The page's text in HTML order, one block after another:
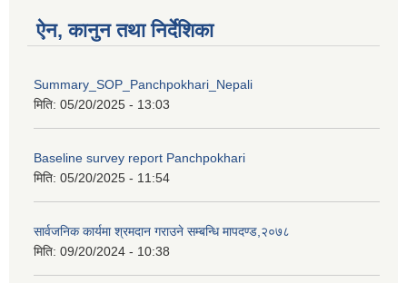
ऐन, कानुन तथा निर्देशिका
Summary_SOP_Panchpokhari_Nepali
मिति: 05/20/2025 - 13:03
Baseline survey report Panchpokhari
मिति: 05/20/2025 - 11:54
सार्वजनिक कार्यमा श्रमदान गराउने सम्बन्धि मापदण्ड,२०७८
मिति: 09/20/2024 - 10:38